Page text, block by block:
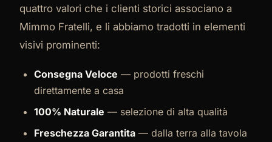
quattro valori che i clienti storici associano a
Mimmo Fratelli, e li abbiamo tradotti in elementi
visivi prominenti:
Consegna Veloce — prodotti freschi
direttamente a casa
100% Naturale — selezione di alta qualità
Freschezza Garantita — dalla terra alla tavola